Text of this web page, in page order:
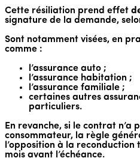
Cette résiliation prend effet
signature de la demande,
Sont notamment visées, en
comme :
l’assurance auto ;
l’assurance habitation ;
l’assurance familiale ;
certaines autres
particuliers.
En revanche, si le contrat n’a
consommateur, la règle
l’opposition à la
mois avant l’échéance.